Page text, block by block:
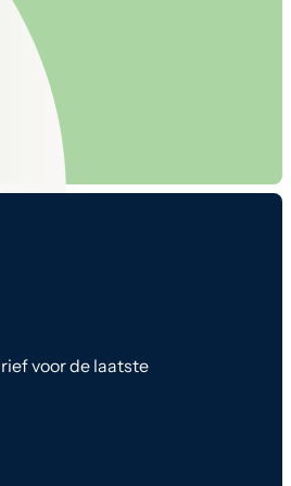
voor de laatste